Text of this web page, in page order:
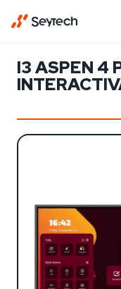
I3 ASPEN 4